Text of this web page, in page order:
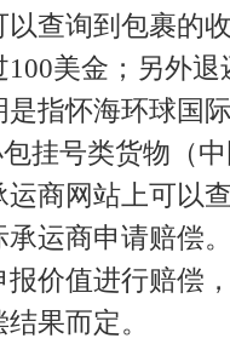
以查询到包裹的
100美金；另外
是指怀海环球国
挂号类货物（
运商网站上可以
承运商申请赔偿
报价值进行赔偿
结果而定。